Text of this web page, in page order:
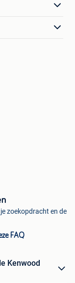
zoekopdracht en de
FAQ
Kenwood